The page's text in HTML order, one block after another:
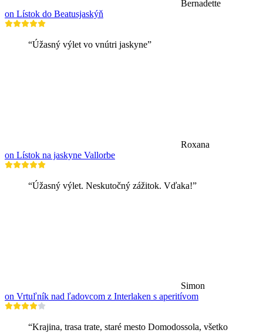
Bernadette
on Lístok do Beatusjaskýň
“Úžasný výlet vo vnútri jaskyne”
Roxana
on Lístok na jaskyne Vallorbe
“Úžasný výlet. Neskutočný zážitok. Vďaka!”
Simon
on Vrtuľník nad ľadovcom z Interlaken s aperitívom
“Krajina, trasa trate, staré mesto Domodossola, všetko